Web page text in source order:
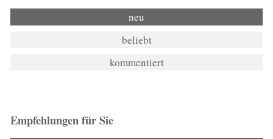
neu
beliebt
kommentiert
Empfehlungen für Sie